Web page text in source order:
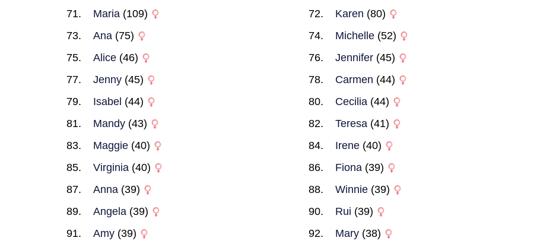
Maria (109) Karen (80)
Ana (75) Michelle(52)
Alice (46) Jennifer(45)
Jenny (45) Carmen (44)
Isabel (44) Cecilia(44)
Mandy (43) Teresa(41)
Maggie (40) Irene(40)
Virginia (40) Fiona(39)
Anna (39) Winnie(39)
Angela (39) Rui (39)
Amy (39) Mary(38)